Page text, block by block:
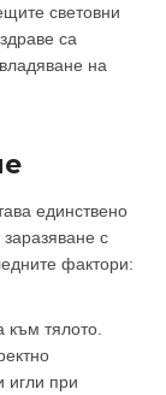
световни
са
на
единствено
с
фактори:
към тялото.
игли при